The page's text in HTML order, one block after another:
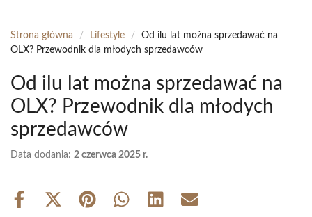
Strona główna / Lifestyle /
Od ilu lat można sprzedawać na
OLX? Przewodnik dla młodych sprzedawców
Od ilu lat można sprzedawać na
OLX? Przewodnik dla młodych
sprzedawców
Data dodania: 2 czerwca 2025 r.
Share
Share Share Share Share Share